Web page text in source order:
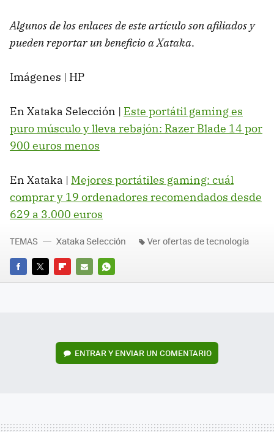
Algunos de los enlaces de este artículo son afiliados y
pueden reportar un beneficio a Xataka.
Imágenes | HP
En Xataka Selección | Este portátil gaming es
puro músculo y lleva rebajón: Razer Blade 14 por
900 euros menos
En Xataka | Mejores portátiles gaming: cuál
comprar y 19 ordenadores recomendados desde
629 a 3.000 euros
FACEBOOK
TWITTERFLIPBOARD
E-
WHATSAPP
TEMAS Xataka Selección Ver ofertas de tecnología
ENTRAR Y ENVIAR UN COMENTARIO